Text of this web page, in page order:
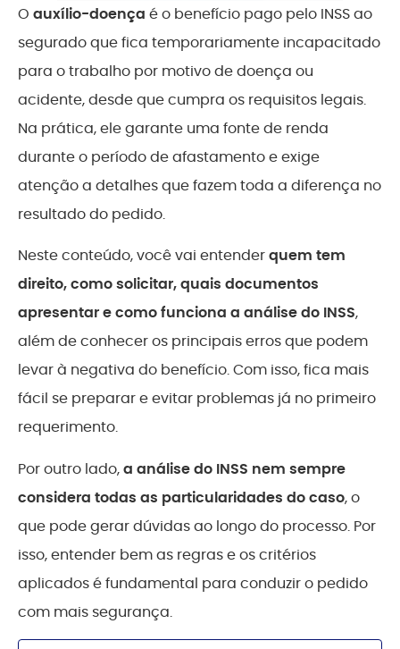
O auxílio-doença é o benefício pago pelo INSS ao
segurado que fica temporariamente incapacitado
para o trabalho por motivo de doença ou
acidente, desde que cumpra os requisitos legais.
Na prática, ele garante uma fonte de renda
durante o período de afastamento e exige
atenção a detalhes que fazem toda a diferença no
resultado do pedido.
Neste conteúdo, você vai entenderquem tem
direito, como solicitar, quais documentos
apresentar e como funciona a análise do INSS,
além de conhecer os principais erros que podem
levar à negativa do benefício. Com isso, fica mais
fácil se preparar e evitar problemas já no primeiro
requerimento.
Por outro lado,a análise do INSS nem sempre
considera todas as particularidades do caso, o
que pode gerar dúvidas ao longo do processo. Por
isso, entender bem as regras e os critérios
aplicados é fundamental para conduzir o pedido
com mais segurança.